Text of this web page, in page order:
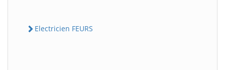
Electricien FEURS